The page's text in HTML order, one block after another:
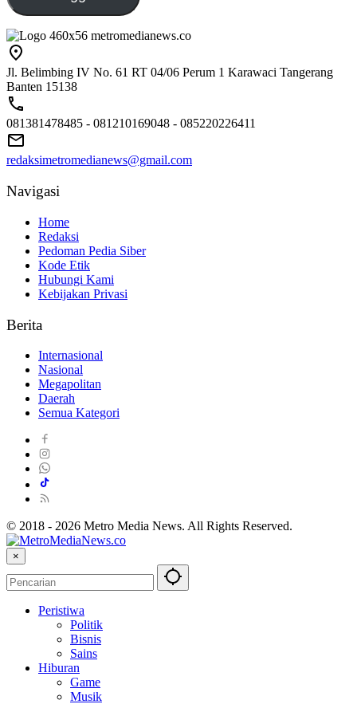
Jl. Belimbing IV No. 61 RT 04/06 Perum 1 Karawaci Tangerang
Banten 15138
081381478485 - 081210169048 - 085220226411
redaksimetromedianews@gmail.com
Navigasi
Home
Redaksi
Pedoman Pedia Siber
Kode Etik
Hubungi Kami
Kebijakan Privasi
Berita
Internasional
Nasional
Megapolitan
Daerah
Semua Kategori
© 2018 - 2026 Metro Media News. All Rights Reserved.
×
Peristiwa
Politik
Bisnis
Sains
Hiburan
Game
Musik